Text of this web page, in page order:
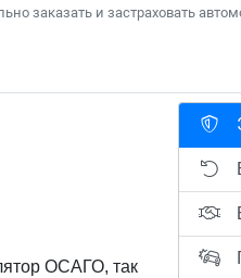
заказать и застраховать
ОСАГО, так